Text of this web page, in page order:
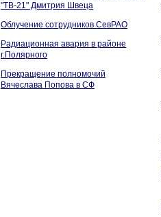
"ТВ-21" Дмитрия Швеца
Облучение сотрудников СевРАО
Радиационная авария в районе
г.Полярного
Прекращение полномочий
Вячеслава Попова в СФ